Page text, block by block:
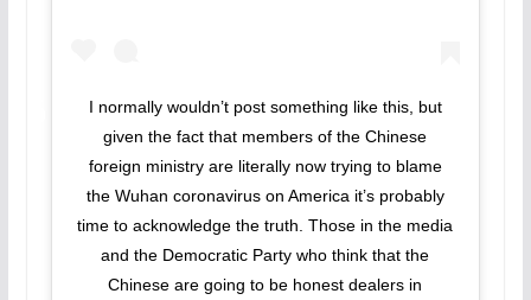
I normally wouldn’t post something like this, but
given the fact that members of the Chinese
foreign ministry are literally now trying to blame
the Wuhan coronavirus on America it’s probably
time to acknowledge the truth. Those in the media
and the Democratic Party who think that the
Chinese are going to be honest dealers in